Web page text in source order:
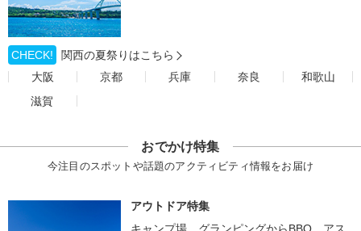
CHECK!
関西の夏祭りはこちら
大阪
京都 兵庫 奈良
和歌山
滋賀
おでかけ特集
今注目のスポットや話題のアクティビティ情報をお届け
アウトドア特集
キャンプ場、グランピングからBBQ、アス